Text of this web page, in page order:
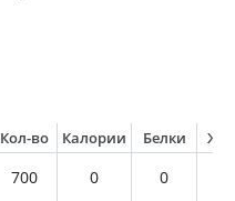
Кол-во Калории Белки
700 0 0